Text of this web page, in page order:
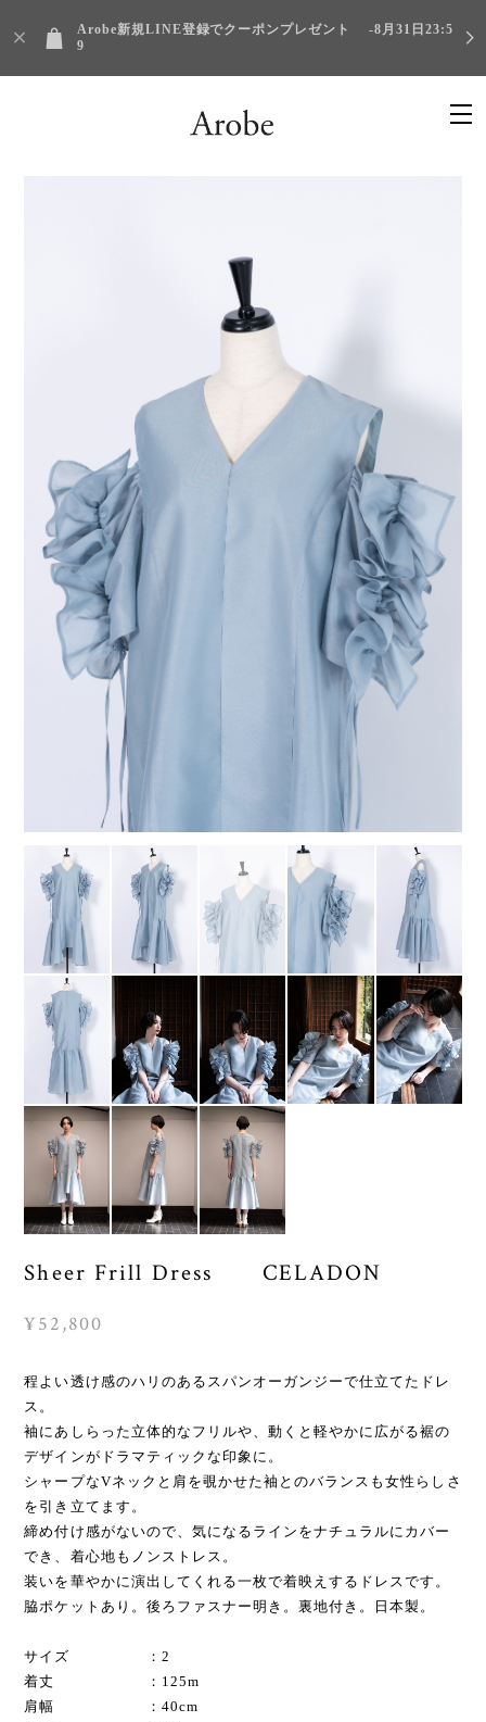
Arobe新規LINE登録でクーポンプレゼント -8月31日23:5
9
Sheer Frill Dress CELADON
¥52,800
程よい透け感のハリのあるスパンオーガンジーで仕立てたドレ
ス。
袖にあしらった立体的なフリルや、動くと軽やかに広がる裾の
デザインがドラマティックな印象に。
シャープなVネックと肩を覗かせた袖とのバランスも女性らしさ
を引き立てます。
締め付け感がないので、気になるラインをナチュラルにカバー
でき、着心地もノンストレス。
装いを華やかに演出してくれる一枚で着映えするドレスです。
脇ポケットあり。後ろファスナー明き。裏地付き。日本製。
サイズ ：2
着丈 ：125m
肩幅 ：40cm